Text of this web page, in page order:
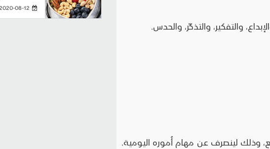
والتفكير، والتذكّر، والحدس.
وذلك لينصرف عن مهام أُموره اليومية.
2020-08-12